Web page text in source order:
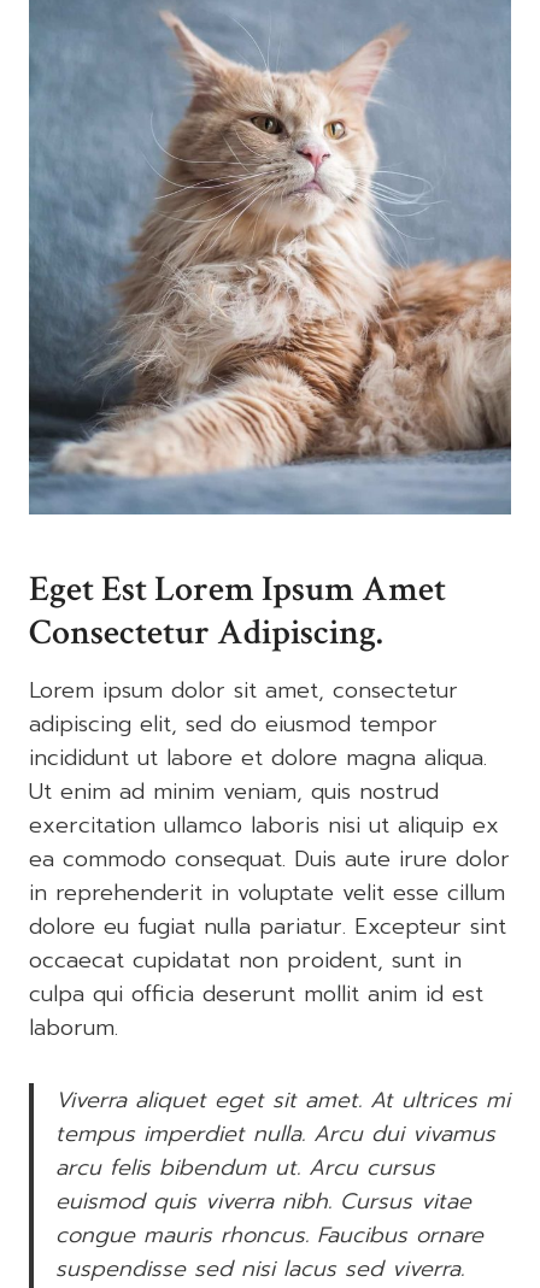
Eget Est Lorem Ipsum Amet
Consectetur Adipiscing.
Lorem ipsum dolor sit amet, consectetur
adipiscing elit, sed do eiusmod tempor
incididunt ut labore et dolore magna aliqua.
Ut enim ad minim veniam, quis nostrud
exercitation ullamco laboris nisi ut aliquip ex
ea commodo consequat. Duis aute irure dolor
in reprehenderit in voluptate velit esse cillum
dolore eu fugiat nulla pariatur. Excepteur sint
occaecat cupidatat non proident, sunt in
culpa qui officia deserunt mollit anim id est
laborum.
Viverra aliquet eget sit amet. At ultrices mi
tempus imperdiet nulla. Arcu dui vivamus
arcu felis bibendum ut. Arcu cursus
euismod quis viverra nibh. Cursus vitae
congue mauris rhoncus. Faucibus ornare
suspendisse sed nisi lacus sed viverra.